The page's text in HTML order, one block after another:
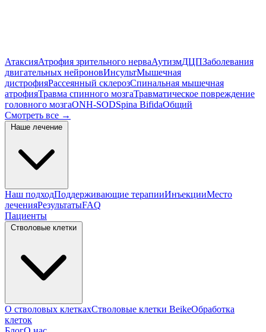
АтаксияАтрофия зрительного нерваАутизмДЦПЗаболевания
двигательных нейроновИнсультМышечная
дистрофияРассеянный склерозСпинальная мышечная
атрофияТравма спинного мозгаТравматическое повреждение
головного мозгаONH-SODSpina BifidaОбщий
Смотреть все →
Наш подходПоддерживающие терапииИнъекцииМесто
леченияРезультатыFAQ
Пациенты
О стволовых клеткахСтволовые клетки BeikeОбработка
клеток